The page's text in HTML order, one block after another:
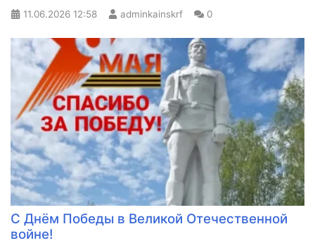
11.06.2026 12:58 adminkainskrf 0
С Днём Победы в Великой Отечественной
войне!